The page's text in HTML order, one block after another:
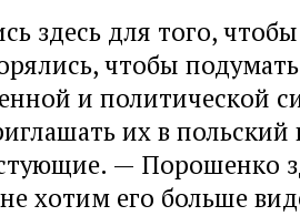
здесь для того,
чтобы
и политической
их в
— Порошенко
хотим его больше